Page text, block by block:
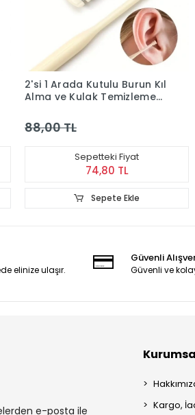
2'si 1 Arada Kutulu Burun Kıl
Alma ve Kulak Temizleme
88,00 TL
Sepetteki Fiyat
74,80 TL
Sepete Ekle
elinize ulaşır.
Güvenli
Güvenli ve
e-posta ile
Kargo,